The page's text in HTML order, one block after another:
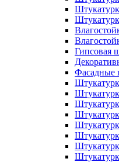
Гипсовая
Фасадные